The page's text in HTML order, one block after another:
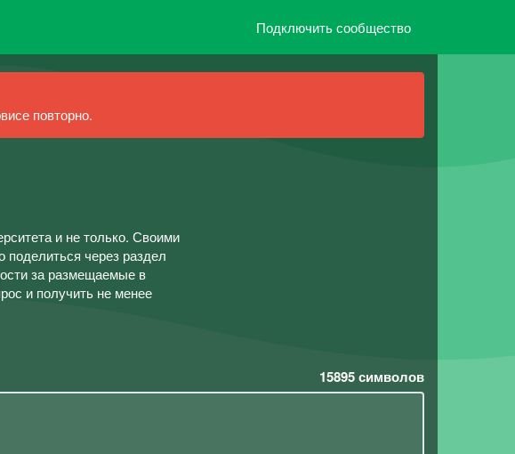
Подключить сообщество
повторно.
и не только. Своими
через раздел
за размещаемые в
и получить не менее
15895символов